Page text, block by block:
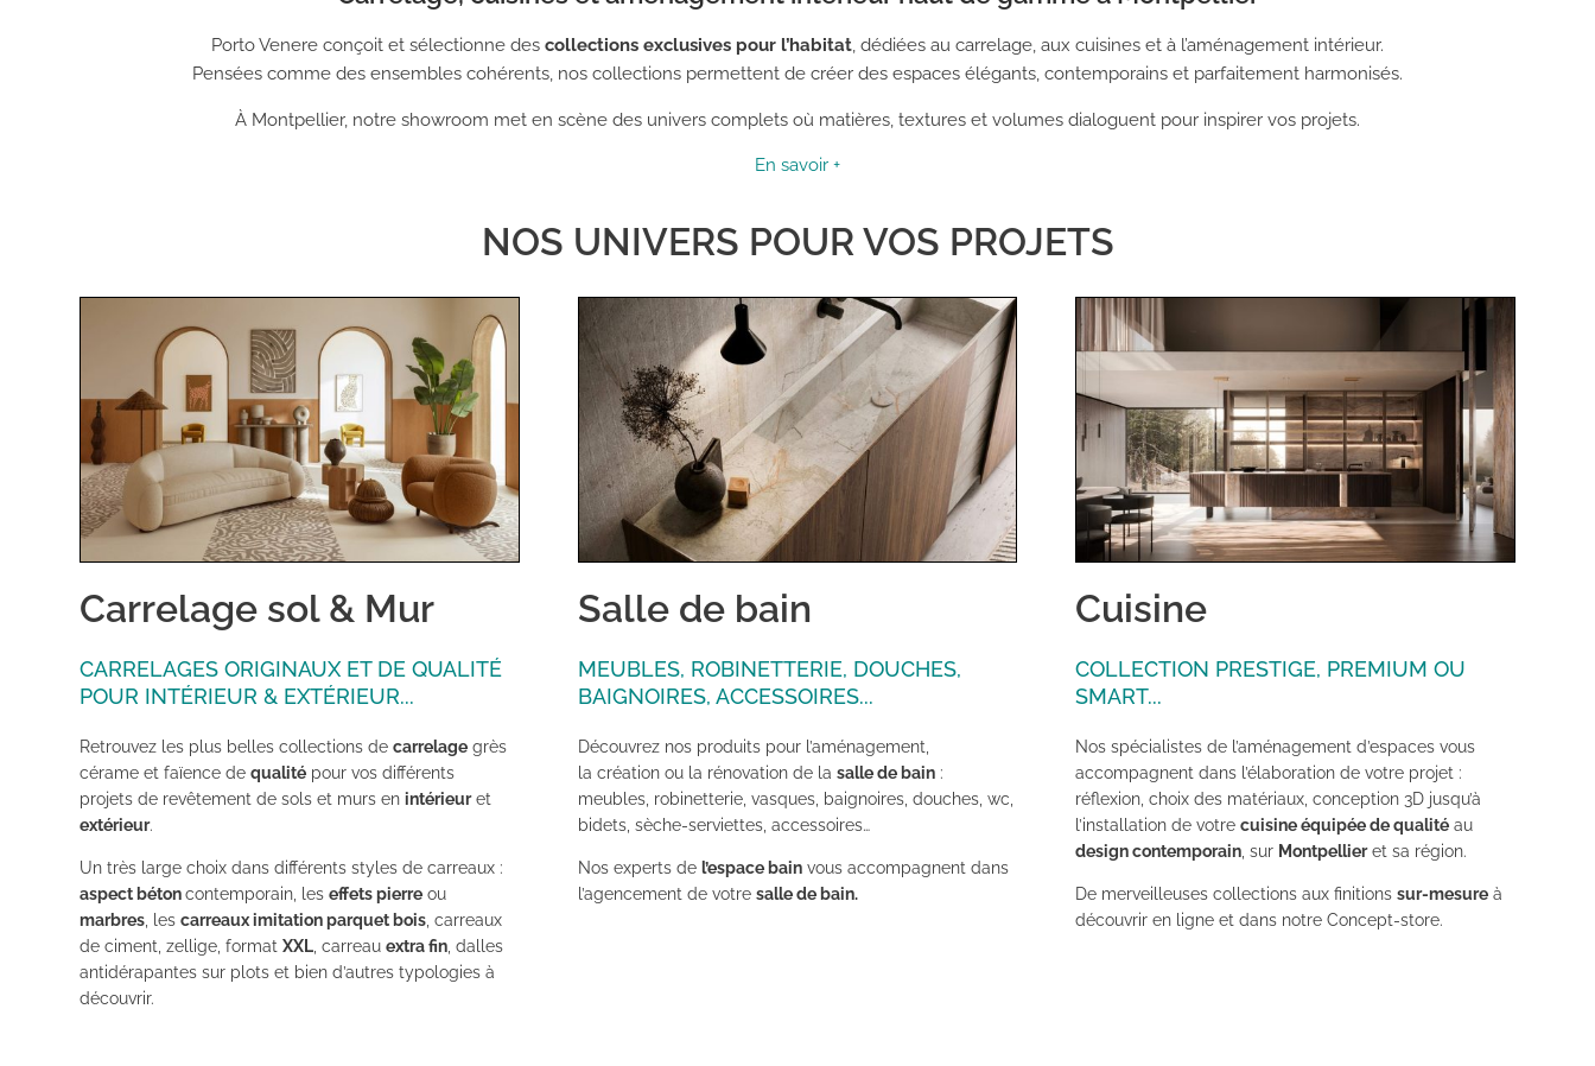
NOTRE MÉTIER
Porto Venere conçoit et sélectionne des collections exclusives pour l’habitat, dédiées au carrelage, aux cuisines et à l’aménagement intérieur.
Pensées comme des ensembles cohérents, nos collections permettent de créer des espaces élégants, contemporains et parfaitement harmonisés.
À Montpellier, notre showroom met en scène des univers complets où matières, textures et volumes dialoguent pour inspirer vos projets.
En savoir +
NOS UNIVERS POUR VOS PROJETS
Carrelage sol & Mur
CARRELAGES ORIGINAUX ET DE QUALITÉ
POUR INTÉRIEUR & EXTÉRIEUR...
Retrouvez les plus belles collections decarrelage grès
cérameet faïencedequalité pour vos différents
projetsde revêtement de sols et murs enintérieuret
extérieur.
Un très large choix dans différents styles de carreaux :
aspect bétoncontemporain, leseffets pierre ou
marbres , lescarreaux imitation parquet bois , carreaux
de ciment, zellige, formatXXL , carreauextra fin , dalles
antidérapantes sur plots et bien d’autres typologies à
découvrir.
Salle de bain
MEUBLES, ROBINETTERIE, DOUCHES,
BAIGNOIRES, ACCESSOIRES...
Découvrez nos produits pour l’aménagement,
la création ou la rénovation de la salle de bain:
meubles, robinetterie, vasques, baignoires, douches, wc,
bidets, sèche-serviettes, accessoires…
Nos experts de l’espace bainvous accompagnent dans
l’agencement de votre salle de bain.
Cuisine
COLLECTION PRESTIGE, PREMIUM OU
SMART...
Nos spécialistes de l’aménagement d’espaces vous
accompagnent dans l’élaboration de votre projet :
réflexion, choix des matériaux, conception 3D jusqu’à
l’installation de votre cuisine équipée de qualitéau
design contemporain, sur Montpellieret sa région.
De merveilleuses collections aux finitions sur-mesureà
découvrir en ligne et dans notre Concept-store.